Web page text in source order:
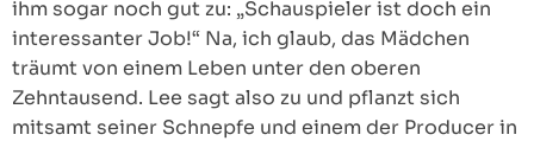
ihm sogar noch gut zu: „Schauspieler ist doch ein
interessanter Job!“ Na, ich glaub, das Mädchen
träumt von einem Leben unter den oberen
Zehntausend. Lee sagt also zu und pflanzt sich
mitsamt seiner Schnepfe und einem der Producer in